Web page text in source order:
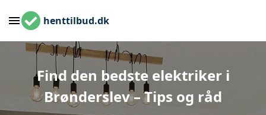
henttilbud.dk
Find den bedste elektriker i
Brønderslev – Tips og råd